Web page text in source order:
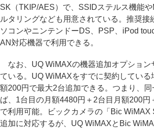
SK（TKIP/AES）で、SSIDステルス機能
ルタリングなども用意されている。推奨接
ソコンやニンテンドーDS、PSP、iPod
AN対応機器で利用できる。
なお、UQ WiMAXの機器追加オプション
ている。UQ WiMAXをすでに契約している
額200円で最大2台追加できる。つまり、
ば、1台目の月額4480円＋2台目月額200円
で利用可能。ビックカメラの「Bic WiMAX
追加に対応するが、UQ WiMAXとBic